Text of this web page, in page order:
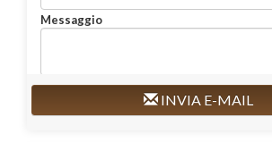
Messaggio
INVIA E-MAIL